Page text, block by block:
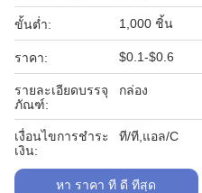
ขั้นต่ำ: 1,000 ชิ้น
ราคา: $0.1-$0.6
รายละเอียดบรรจุ
ภัณฑ์:
กล่อง
เงื่อนไขการชำระ
เงิน:
ที/ที,แอล/C
หา ราคา ที่ ดี ที่สุด